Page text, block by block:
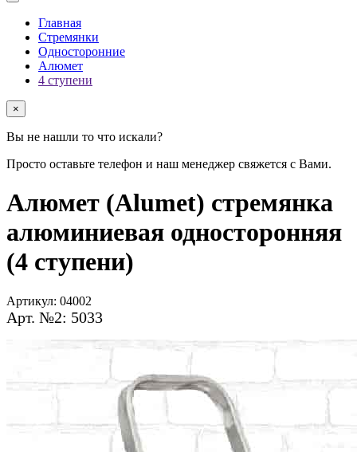
Главная
Стремянки
Односторонние
Алюмет
4 ступени
×
Вы не нашли то что искали?
Просто оставьте телефон и наш менеджер свяжется с Вами.
Алюмет (Alumet) стремянка
алюминиевая односторонняя
(4 ступени)
Артикул: 04002
Арт. №2: 5033